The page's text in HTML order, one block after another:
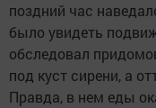
поздний час
было увидеть
обследовал
под куст сирени, а
Правда, в нем еды